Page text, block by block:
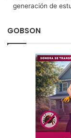
generación de
GOBSON